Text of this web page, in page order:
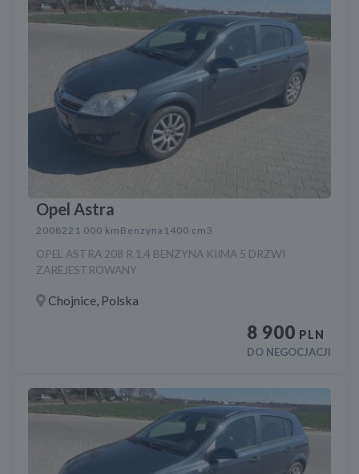
Opel Astra
2008221 000 km Benzyna 1400 cm3
OPEL ASTRA 208 R 1,4 BENZYNA KIIMA 5 DRZWI
ZAREJESTROWANY
Chojnice, Polska
8 900 PLN
DO NEGOCJACJI